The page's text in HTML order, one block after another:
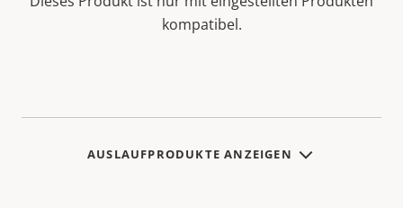
kompatibel.
AUSLAUFPRODUKTE ANZEIGEN